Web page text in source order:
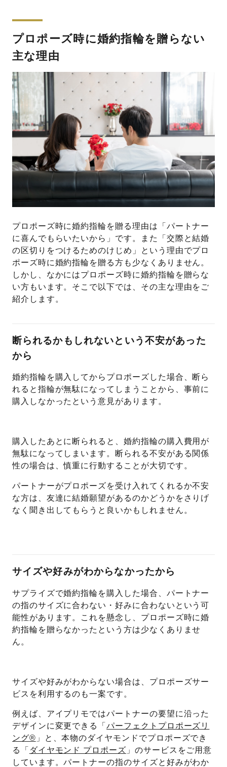
プロポーズ時に婚約指輪を贈らない
主な理由
プロポーズ時に婚約指輪を贈る理由は「パートナー
に喜んでもらいたいから」です。また「交際と結婚
の区切りをつけるためのけじめ」という理由でプロ
ポーズ時に婚約指輪を贈る方も少なくありません。
しかし、なかにはプロポーズ時に婚約指輪を贈らな
い方もいます。そこで以下では、その主な理由をご
紹介します。
断られるかもしれないという不安があった
から
婚約指輪を購入してからプロポーズした場合、断ら
れると指輪が無駄になってしまうことから、事前に
購入しなかったという意見があります。
購入したあとに断られると、婚約指輪の購入費用が
無駄になってしまいます。断られる不安がある関係
性の場合は、慎重に行動することが大切です。
パートナーがプロポーズを受け入れてくれるか不安
な方は、友達に結婚願望があるのかどうかをさりげ
なく聞き出してもらうと良いかもしれません。
サイズや好みがわからなかったから
サプライズで婚約指輪を購入した場合、パートナー
の指のサイズに合わない・好みに合わないという可
能性があります。これを懸念し、プロポーズ時に婚
約指輪を贈らなかったという方は少なくありませ
ん。
サイズや好みがわからない場合は、プロポーズサー
ビスを利用するのも一案です。
例えば、アイプリモではパートナーの要望に沿った
デザインに変更できる「パーフェクトプロポーズリ
ング® 」と、本物のダイヤモンドでプロポーズでき
る「 ダイヤモンド プロポーズ 」のサービスをご用意
しています。パートナーの指のサイズと好みがわか